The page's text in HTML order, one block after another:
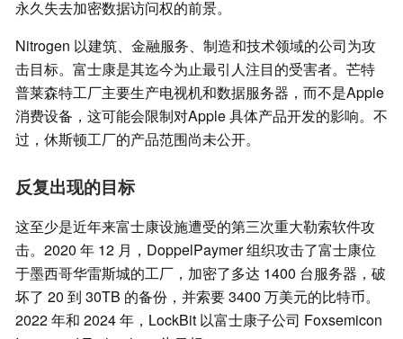
永久失去加密数据访问权的前景。
Nitrogen 以建筑、金融服务、制造和技术领域的公司为攻
击目标。富士康是其迄今为止最引人注目的受害者。芒特
普莱森特工厂主要生产电视机和数据服务器，而不是Apple
消费设备，这可能会限制对Apple 具体产品开发的影响。不
过，休斯顿工厂的产品范围尚未公开。
反复出现的目标
这至少是近年来富士康设施遭受的第三次重大勒索软件攻
击。2020 年 12 月，DoppelPaymer 组织攻击了富士康位
于墨西哥华雷斯城的工厂，加密了多达 1400 台服务器，破
坏了 20 到 30TB 的备份，并索要 3400 万美元的比特币。
2022 年和 2024 年，LockBit 以富士康子公司 Foxsemicon